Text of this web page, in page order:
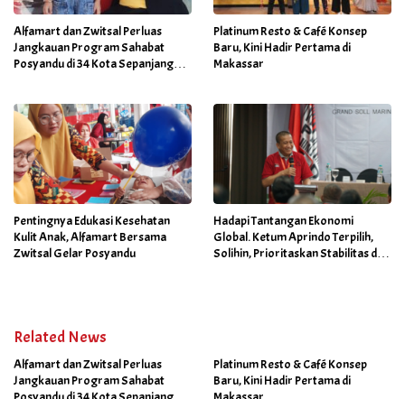
Alfamart dan Zwitsal Perluas
Jangkauan Program Sahabat
Posyandu di 34 Kota Sepanjang
Platinum Resto & Café Konsep
Baru, Kini Hadir Pertama di
Makassar
Pentingnya Edukasi Kesehatan
Kulit Anak, Alfamart Bersama
Zwitsal Gelar Posyandu
Hadapi Tantangan Ekonomi
Global. Ketum Aprindo Terpilih,
Solihin, Prioritaskan Stabilitas dan
Related News
Alfamart dan Zwitsal Perluas
Jangkauan Program Sahabat
Platinum Resto & Café Konsep
Baru, Kini Hadir Pertama di